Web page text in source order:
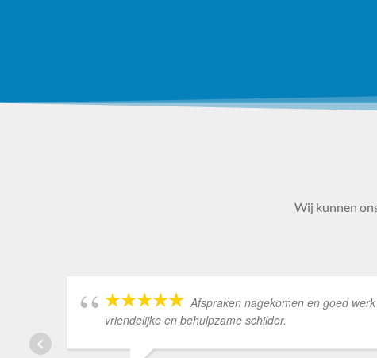
Wij kunnen
Afspraken nagekomen en goed
vriendelijke en behulpzame schilder.